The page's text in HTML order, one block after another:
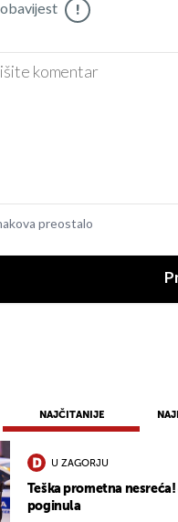
!
preostalo
NAJČITANIJE
U ZAGORJU
Teška prometna
poginula